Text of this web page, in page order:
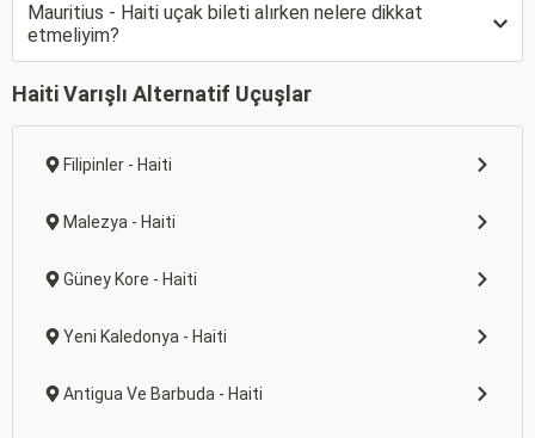
Mauritius - Haiti uçak bileti alırken nelere dikkat
etmeliyim?
Haiti Varışlı Alternatif Uçuşlar
Filipinler - Haiti
Malezya - Haiti
Güney Kore - Haiti
Yeni Kaledonya - Haiti
Antigua Ve Barbuda - Haiti